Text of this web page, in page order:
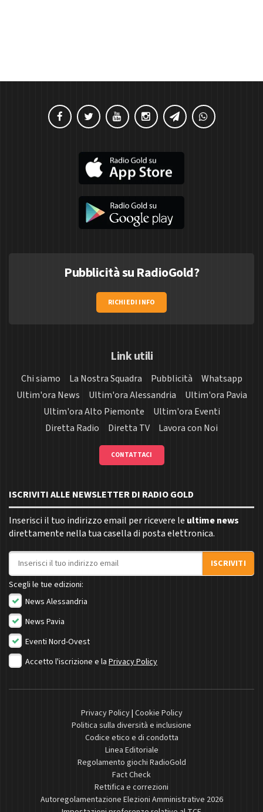
Pubblicità su RadioGold?
RICHIEDI INFO
Link utili
Chi siamo La Nostra Squadra Pubblicità
Whatsapp
Ultim'ora News
Ultim'ora Alessandria
Ultim'ora Pavia
Ultim'ora Alto Piemonte
Ultim'ora Eventi
Diretta Radio
Diretta TV Lavora con Noi
CONTATTACI
ISCRIVITI ALLE NEWSLETTER DI RADIO GOLD
Inserisci il tuo indirizzo email per ricevere le ultime news
direttamente nella tua casella di posta elettronica.
Indirizzo email
ISCRIVITI
Scegli le tue edizioni:
News Alessandria
News Pavia
Eventi Nord-Ovest
Accetto l'iscrizione e la Privacy Policy
Privacy Policy| Cookie Policy
Politica sulla diversità e inclusione
Codice etico e di condotta
Linea Editoriale
Regolamento giochi RadioGold
Fact Check
Rettifica e correzioni
Autoregolamentazione Elezioni Amministrative 2026